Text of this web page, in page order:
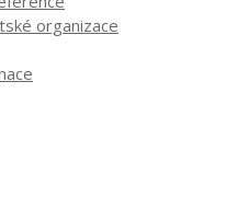
organizace